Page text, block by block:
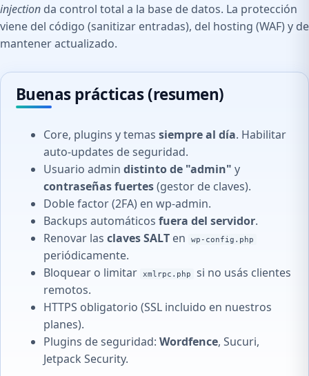
injection da control total a la base de datos. La protección
viene del código (sanitizar entradas), del hosting (WAF) y de
mantener actualizado.
Buenas prácticas (resumen)
Core, plugins y temas siempre al día. Habilitar
auto-updates de seguridad.
Usuario admin distinto de "admin" y
contraseñas fuertes(gestor de claves).
Doble factor (2FA) en wp-admin.
Backups automáticos fuera del servidor.
Renovar las claves SALTen wp-config.php
periódicamente.
Bloquear o limitar
xmlrpc.php
si no usás clientes
remotos.
HTTPS obligatorio (SSL incluido en nuestros
planes).
Plugins de seguridad: Wordfence, Sucuri,
Jetpack Security.